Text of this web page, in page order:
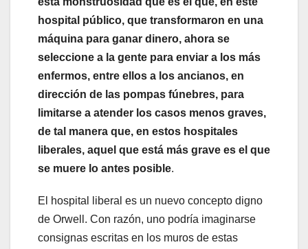
hospital público, que transformaron en una
máquina para ganar dinero, ahora se
seleccione a la gente para enviar a los más
enfermos, entre ellos a los ancianos, en
dirección de las pompas fúnebres, para
limitarse a atender los casos menos graves,
de tal manera que, en estos hospitales
liberales, aquel que está más grave es el que
se muere lo antes posible.
El hospital liberal es un nuevo concepto digno
de Orwell. Con razón, uno podría imaginarse
consignas escritas en los muros de estas